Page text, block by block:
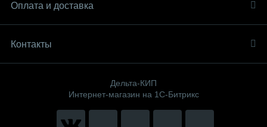
Оплата и доставка
Контакты
Дельта-КИП
Интернет-магазин на 1С-Битрикс